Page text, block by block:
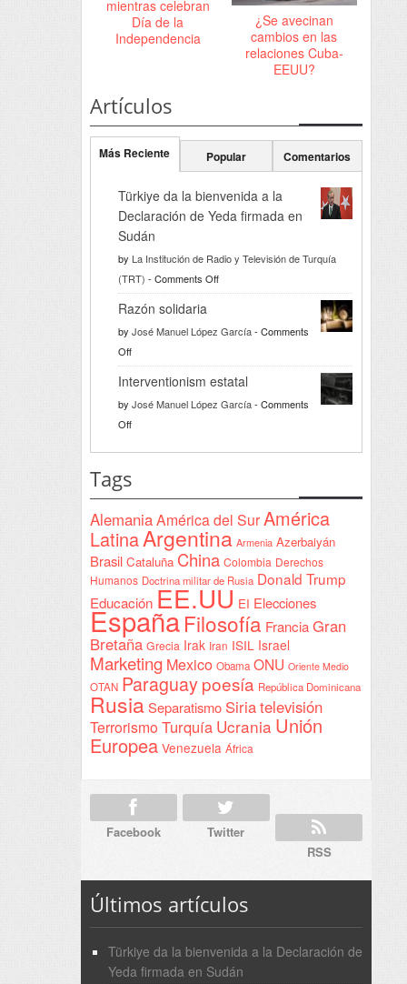
mientras celebran
Día de la
Independencia
¿Se avecinan
cambios en las
relaciones Cuba-
EEUU?
Artículos
Más Reciente Popular Comentarios
Türkiye da la bienvenida a la
Declaración de Yeda firmada en
Sudán
by La Institución de Radio y Televisión de Turquía
(TRT) - Comments Offon
Türkiye
la
a
Yeda
en
Sudán
Razón solidaria
by José Manuel López García- Comments
Offon
Razón
solidaria
Interventionism estatal
by José Manuel López García- Comments
Offon
Tags
AlemaniaAmérica del SurAmérica
LatinaArgentina Armenia Azerbaiyán
Brasil Cataluña China Colombia Derechos
Humanos Doctrina militar de Rusia Donald Trump
Educación EE.UU EI Elecciones
España Filosofía Francia Gran
Bretaña Grecia Irak Iran ISIL Israel
Marketing Mexico Obama ONU Oriente Medio
OTAN Paraguay poesía República Dominicana
Rusia Separatismo Siriatelevisión
Terrorismo Turquía Ucrania Unión
Europea Venezuela África
Facebook
Twitter
RSS
Últimos artículos
Türkiye da la bienvenida a la Declaración de
Yeda firmada en Sudán